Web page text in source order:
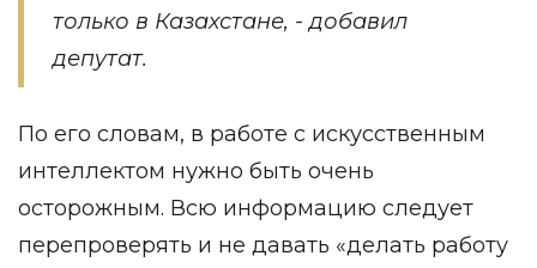
только в Казахстане, - добавил
депутат.
По его словам, в работе с искусственным
интеллектом нужно быть очень
осторожным. Всю информацию следует
перепроверять и не давать «делать работу